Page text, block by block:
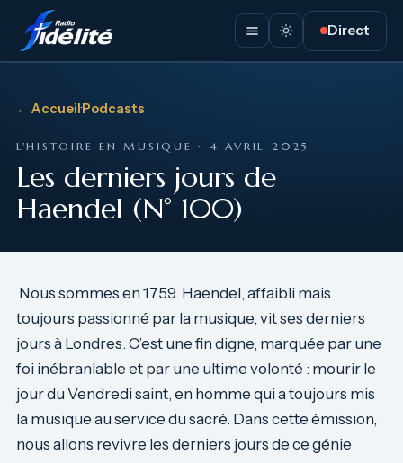
Direct
← Accueil·Podcasts
L'HISTOIRE EN MUSIQUE · 4 AVRIL 2025
Les derniers jours de
Haendel (N° 100)
Nous sommes en 1759. Haendel, affaibli mais
toujours passionné par la musique, vit ses derniers
jours à Londres. C’est une fin digne, marquée par une
foi inébranlable et par une ultime volonté : mourir le
jour du Vendredi saint, en homme qui a toujours mis
la musique au service du sacré. Dans cette émission,
nous allons revivre les derniers jours de ce génie